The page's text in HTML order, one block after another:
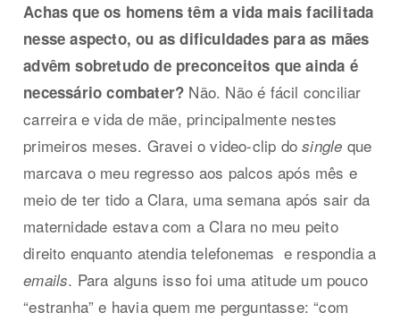
Achas que os homens têm a vida mais facilitada
nesse aspecto, ou as dificuldades para as mães
advêm sobretudo de preconceitos que ainda é
necessário combater? Não. Não é fácil conciliar
carreira e vida de mãe, principalmente nestes
primeiros meses. Gravei o video-clip dosingle que
marcava o meu regresso aos palcos após mês e
meio de ter tido a Clara, uma semana após sair da
maternidade estava com a Clara no meu peito
direito enquanto atendia telefonemas e respondia a
emails. Para alguns isso foi uma atitude um pouco
“estranha” e havia quem me perguntasse: “com